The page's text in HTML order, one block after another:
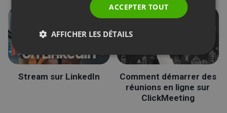
Stream sur LinkedIn
Comment démarrer des
réunions en ligne sur
ClickMeeting
ACCEPTER TOUT
AFFICHER LES DÉTAILS